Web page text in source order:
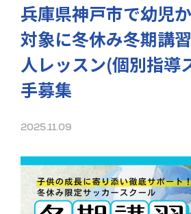
兵庫県神戸市で幼児
対象に冬休み冬期講
人レッスン(個別指導
手募集
2025.11.09